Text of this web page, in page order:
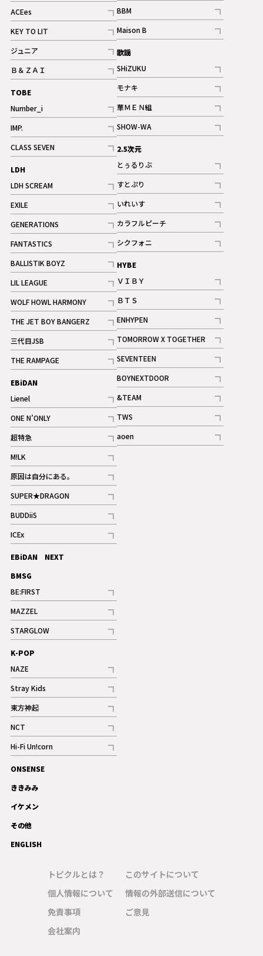
記事
ACEes
記事
KEY TO LIT
記事
ジュニア
記事
Ｂ＆ＺＡＩ
記事
TOBE
Number_i
記事
IMP.
記事
CLASS SEVEN
記事
LDH
LDH SCREAM
記事
EXILE
記事
GENERATIONS
記事
FANTASTICS
記事
BALLISTIK BOYZ
記事
LIL LEAGUE
記事
WOLF HOWL HARMONY
記事
THE JET BOY BANGERZ
記事
三代目JSB
記事
THE RAMPAGE
記事
ギャラリー
EBiDAN
Lienel
記事
ONE N’ONLY
記事
超特急
記事
M!LK
記事
原因は自分にある。
記事
SUPER★DRAGON
記事
BUDDiiS
記事
ICEx
記事
EBiDAN NEXT
BMSG
BE:FIRST
記事
ギャラリー
MAZZEL
記事
ギャラリー
STARGLOW
記事
記事
BBM
記事
ギャラリー
Maison B
記事
歌謡
SHiZUKU
記事
モナキ
記事
華ＭＥＮ組
記事
SHOW-WA
記事
2.5次元
とぅるりぶ
記事
すとぷり
記事
ギャラリー
いれいす
記事
ギャラリー
カラフルピーチ
記事
シクフォニ
記事
HYBE
ＶＩＢＹ
記事
ＢＴＳ
記事
ENHYPEN
記事
TOMORROW X TOGETHER
記事
ギャラリー
SEVENTEEN
記事
BOYNEXTDOOR
記事
&TEAM
記事
TWS
記事
aoen
記事
K-POP
NAZE
記事
Stray Kids
記事
東方神起
記事
NCT
記事
Hi-Fi Un!corn
記事
ギャラリー
ONSENSE
ききみみ
イケメン
その他
ENGLISH
トピクルとは？
個人情報について
免責事項
会社案内
このサイトについて
情報の外部送信について
ご意見